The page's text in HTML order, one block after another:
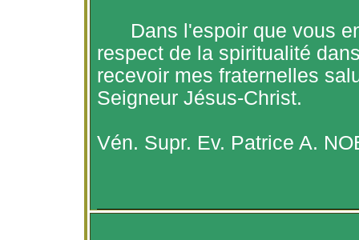
Dans l'espoir que vous
respect de la spiritualité
recevoir mes fraternelles
Seigneur Jésus-Christ.
Vén. Supr. Ev. Patrice A.